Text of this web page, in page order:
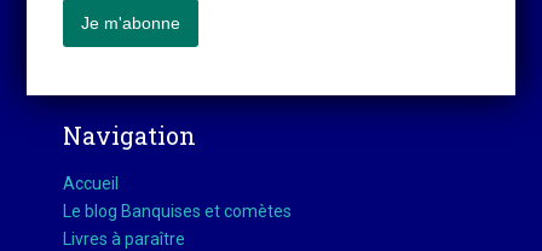
Navigation
Accueil
Le blog Banquises et comètes
Livres à paraître